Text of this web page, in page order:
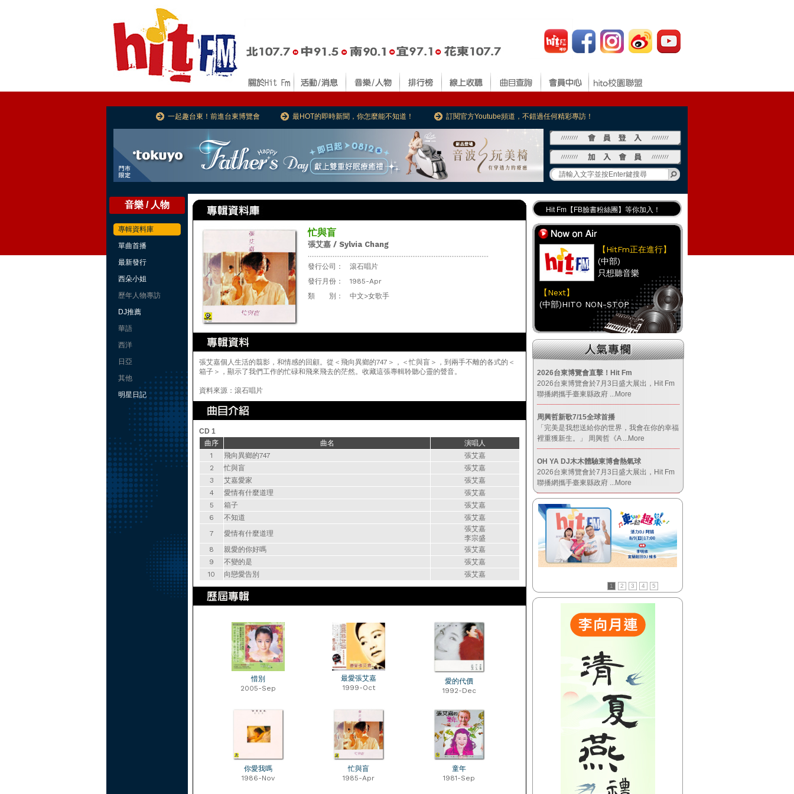
一起趣台東！前進台東博覽會 最HOT的即時新聞，你怎麼能不知道！ 訂閱官方Youtube頻道，不錯過任何精彩專訪！
音樂 / 人物
專輯資料庫
單曲首播
最新發行
西朵小姐
歷年人物專訪
DJ推薦
華語
西洋
日亞
其他
明星日記
忙與盲
張艾嘉 / Sylvia Chang
......................................................................................................
發行公司：
滾石唱片
發行月份：
1985-Apr
類 別：
中文>女歌手
張艾嘉個人生活的翦影，和情感的回顧。從＜飛向異鄉的747＞，＜忙與盲＞，到兩手不離的各式的＜
箱子＞，顯示了我們工作的忙碌和飛來飛去的茫然。收藏這張專輯聆聽心靈的聲音。
資料來源：滾石唱片
CD 1
曲序
曲名
演唱人
1
飛向異鄉的747
張艾嘉
2
忙與盲
張艾嘉
3
艾嘉愛家
張艾嘉
4
愛情有什麼道理
張艾嘉
5
箱子
張艾嘉
6
不知道
張艾嘉
7
愛情有什麼道理
張艾嘉
李宗盛
8
親愛的你好嗎
張艾嘉
9
不變的是
張艾嘉
10
向戀愛告別 張艾嘉
惜別
2005-Sep
最愛張艾嘉
1999-Oct
愛的代價
1992-Dec
你愛我嗎
1986-Nov
忙與盲
1985-Apr
童年
1981-Sep
Hit Fm【FB臉書粉絲團】等你加入！
最專業《DJ推薦》好音樂千萬別錯過！
好康報報 最新優惠訊息都在這！
Hit Fm的【IG】新鮮又好玩快加入！
【HitFm正在進行】
(中部)
只想聽音樂
【Next】
(中部)HITO NON-STOP
【HitFm正在進行】
(南部)
不睡週末夜-童童
【Next】
(南部)流行最前線
【HitFm正在進行】
(宜蘭)
音樂不夜城
【Next】
(宜蘭)只想聽音樂
【HitFm正在進行】
(花東)
東台灣夜未眠
【HitFm正在進行】
(北部)
HITO LATE NIGHT
SHOW-馬念先、奇哥
(北部)HITO LATE NIGHT SHOW-馬
念先、奇哥
2026台東博覽會直擊！Hit Fm
2026台東博覽會於7月3日盛大展出，Hit Fm
聯播網攜手臺東縣政府 ...More
周興哲新歌7/15全球首播
「完美是我想送給你的世界，我會在你的幸福
裡重獲新生。」 周興哲《A ...More
OH YA DJ木木體驗東博會熱氣球
2026台東博覽會於7月3日盛大展出，Hit Fm
聯播網攜手臺東縣政府 ...More
1 2 3 4 5